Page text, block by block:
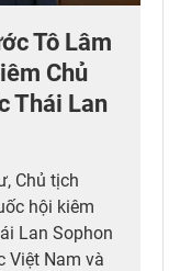
Tô Lâm
Chủ
Thái Lan
Chủ tịch
hội kiêm
Lan Sophon
Việt Nam và